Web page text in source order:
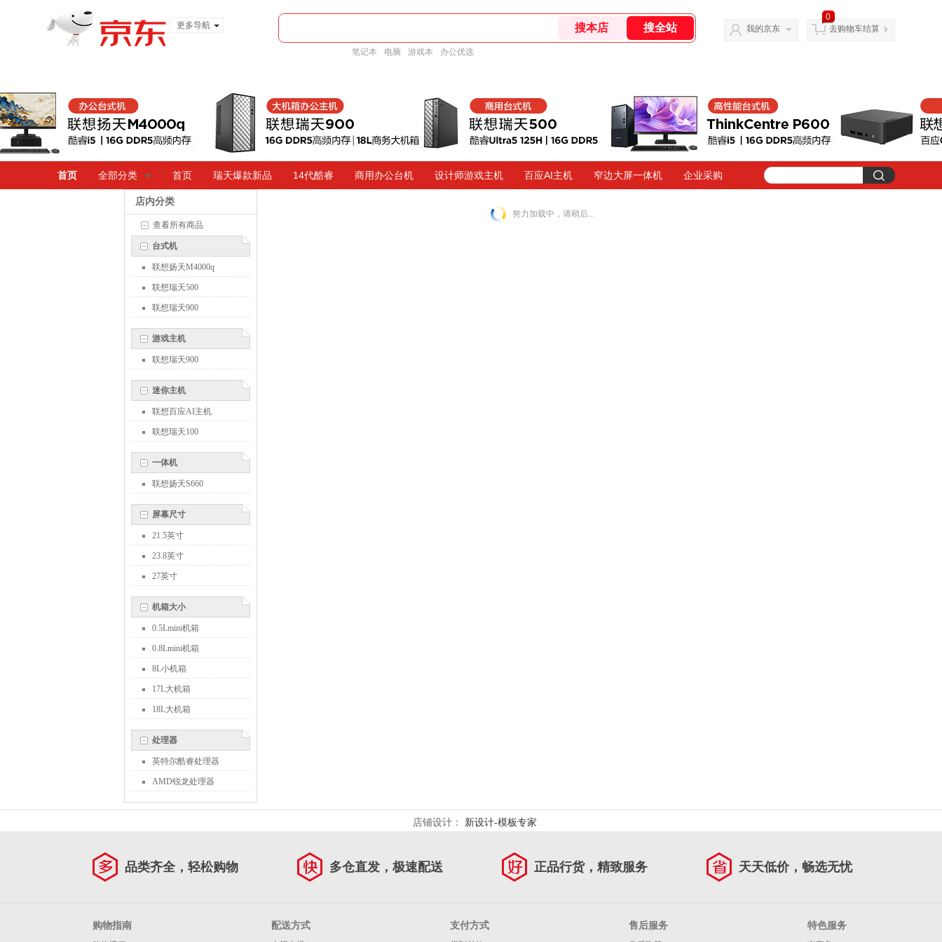
更多导航
笔记本 电脑 游戏本 办公优选
我的京东
0
去购物车结算
首页 全部分类 首页 瑞天爆款新品 14代酷睿 商用办公台机 设计师游戏主机 百应AI主机 窄边大屏一体机 企业采购
店内分类
查看所有商品
台式机
联想扬天M4000q
联想瑞天500
联想瑞天900
游戏主机
联想瑞天900
迷你主机
联想百应AI主机
联想瑞天100
一体机
联想扬天S660
屏幕尺寸
21.5英寸
23.8英寸
27英寸
机箱大小
0.5Lmini机箱
0.8Lmini机箱
8L小机箱
17L大机箱
18L大机箱
处理器
英特尔酷睿处理器
AMD锐龙处理器
努力加载中，请稍后...
店铺设计： 新设计-模板专家
品类齐全，轻松购物 多仓直发，极速配送 正品行货，精致服务 天天低价，畅选无忧
购物指南 配送方式 支付方式 售后服务 特色服务